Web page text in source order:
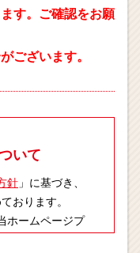
す。ご確認をお願
ございます。
いて
針 」に基づき、
おります。
ホームページプ